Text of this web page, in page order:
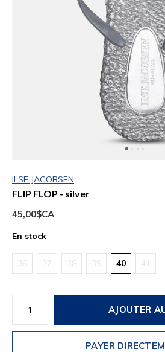
ILSE JACOBSEN
FLIP FLOP - silver
45,00$CA
En stock
36 37 38 39 40 41
AJOUTER
PAYER